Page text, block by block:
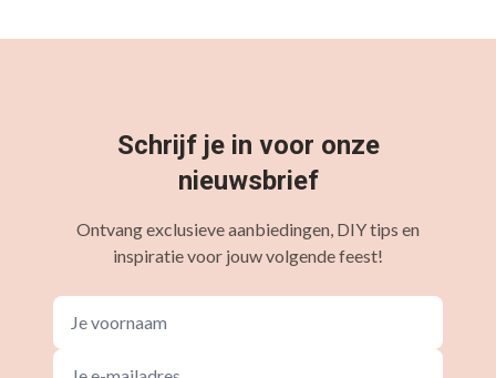
Schrijf je in voor onze
nieuwsbrief
Ontvang exclusieve aanbiedingen, DIY tips en
inspiratie voor jouw volgende feest!